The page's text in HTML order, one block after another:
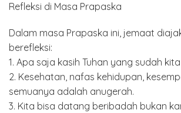
Refleksi di Masa Prapaska
Dalam masa Prapaska ini, jemaat
berefleksi:
1. Apa saja kasih Tuhan yang sudah
2. Kesehatan, nafas kehidupan,
semuanya adalah anugerah.
3. Kita bisa datang beribadah bukan